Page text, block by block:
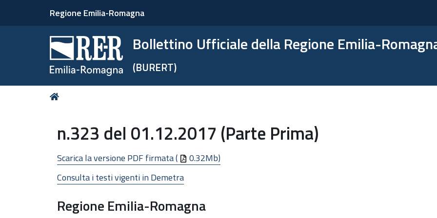
Regione Emilia-Romagna
Bollettino Ufficiale della Regione Emilia-
(BURERT)
Tu
n.323 del 01.12.2017 (Parte Prima)
Scarica la versione PDF firmata (
0.32Mb)
Consulta i testi vigenti in Demetra
Regione Emilia-Romagna